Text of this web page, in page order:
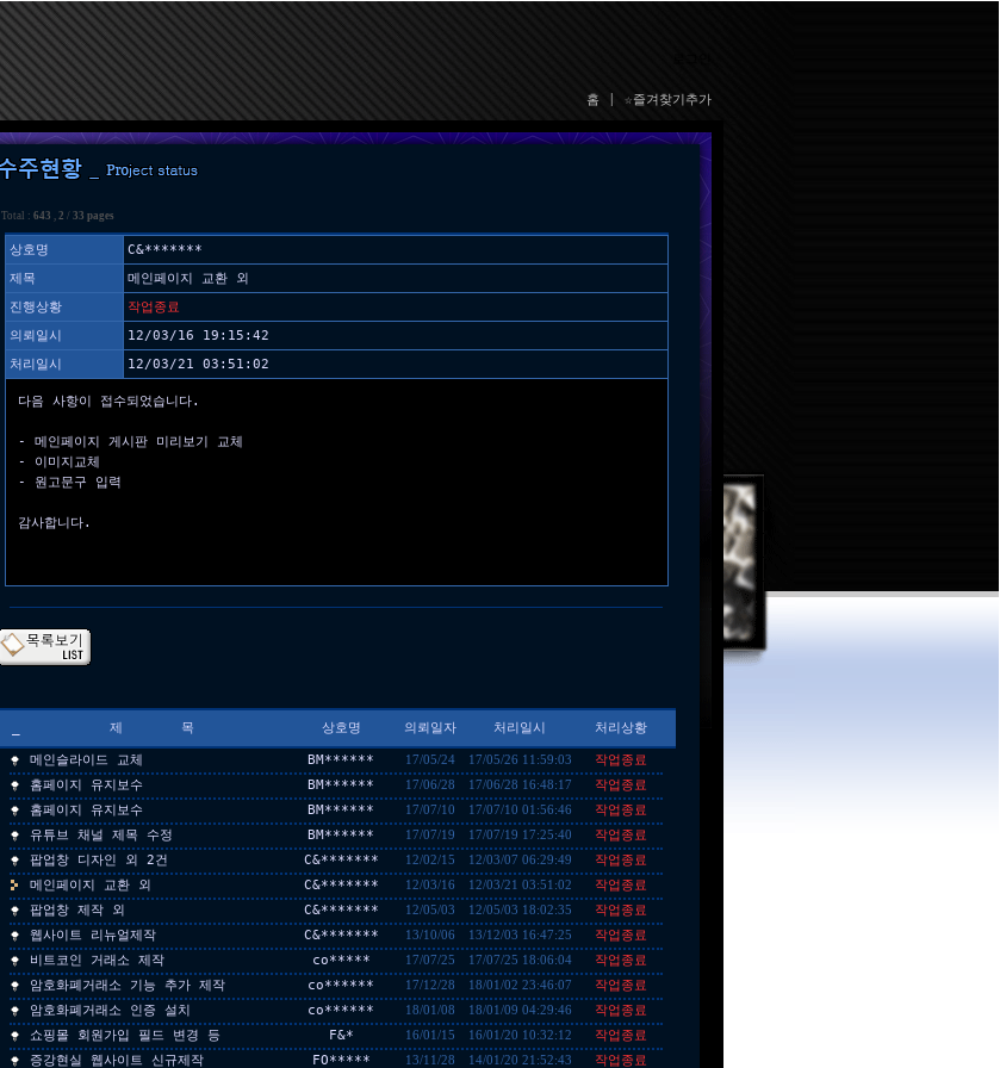
Total : 643 , 2 / 33 pages
상호명
C&*******
제목
메인페이지 교환 외
진행상황
작업종료
의뢰일시
12/03/16 19:15:42
처리일시
12/03/21 03:51:02
다음 사항이 접수되었습니다.
- 메인페이지 게시판 미리보기 교체
- 이미지교체
- 원고문구 입력
감사합니다.
제 목 상호명 의뢰일자 처리일시 처리상황
메인슬라이드 교체 BM****** 17/05/24 17/05/26 11:59:03
작업종료
홈페이지 유지보수
BM****** 17/06/28 17/06/28 16:48:17
작업종료
홈페이지 유지보수
BM****** 17/07/10 17/07/10 01:56:46
작업종료
유튜브 채널 제목 수정
BM****** 17/07/19 17/07/19 17:25:40
작업종료
팝업창 디자인 외 2건
C&******* 12/02/15 12/03/07 06:29:49
작업종료
메인페이지 교환 외
C&******* 12/03/16 12/03/21 03:51:02
작업종료
팝업창 제작 외
C&******* 12/05/03 12/05/03 18:02:35
작업종료
웹사이트 리뉴얼제작
C&******* 13/10/06 13/12/03 16:47:25
작업종료
비트코인 거래소 제작
co***** 17/07/25 17/07/25 18:06:04
작업종료
암호화폐거래소 기능 추가 제작
co****** 17/12/28 18/01/02 23:46:07
작업종료
암호화폐거래소 인증 설치
co****** 18/01/08 18/01/09 04:29:46
작업종료
쇼핑몰 회원가입 필드 변경 등
F&* 16/01/15 16/01/20 10:32:12
작업종료
증강현실 웹사이트 신규제작
FO***** 13/11/28 14/01/20 21:52:43 작업종료
홈 ☆즐겨찾기추가